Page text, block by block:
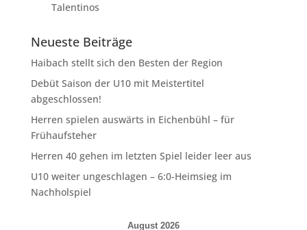
Talentinos
Neueste Beiträge
Haibach stellt sich den Besten der Region
Debüt Saison der U10 mit Meistertitel
abgeschlossen!
Herren spielen auswärts in Eichenbühl – für
Frühaufsteher
Herren 40 gehen im letzten Spiel leider leer aus
U10 weiter ungeschlagen – 6:0-Heimsieg im
Nachholspiel
August 2026